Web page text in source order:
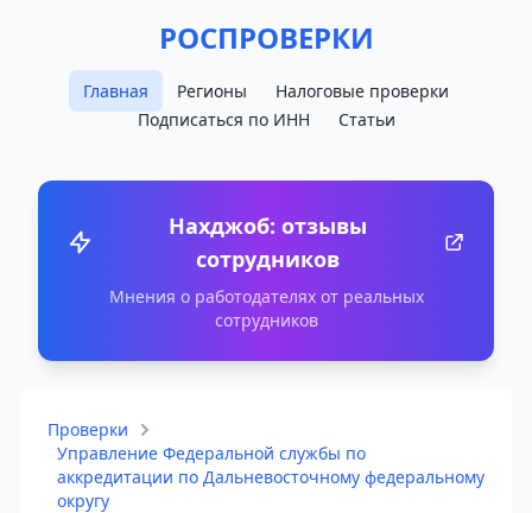
РОСПРОВЕРКИ
Главная Регионы
Налоговые проверки
Подписаться по ИНН
Статьи
Нахджоб: отзывы
сотрудников
Мнения о работодателях от реальных
сотрудников
Проверки
Управление Федеральной службы по
аккредитации по Дальневосточному федеральному
округу